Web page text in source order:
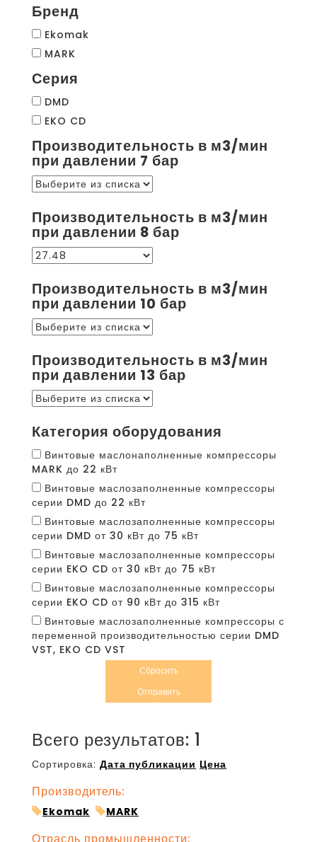
Бренд
Ekomak
MARK
Серия
DMD
EKO CD
Производительность в м3/мин
при давлении 7 бар
Производительность в м3/мин
при давлении 8 бар
Производительность в м3/мин
при давлении 10 бар
Производительность в м3/мин
при давлении 13 бар
Категория оборудования
Винтовые маслонаполненные компрессоры
MARK до 22 кВт
Винтовые маслозаполненные компрессоры
серии DMD до 22 кВт
Винтовые маслозаполненные компрессоры
серии DMD от 30 кВт до 75 кВт
Винтовые маслозаполненные компрессоры
серии EKO CD от 30 кВт до 75 кВт
Винтовые маслозаполненные компрессоры
серии EKO CD от 90 кВт до 315 кВт
Винтовые маслозаполненные компрессоры с
переменной производительностью серии DMD
VST, EKO CD VST
Сбросить
Отправить
Всего результатов: 1
Сортировка: Дата публикации Цена
Производитель:
Ekomak MARK